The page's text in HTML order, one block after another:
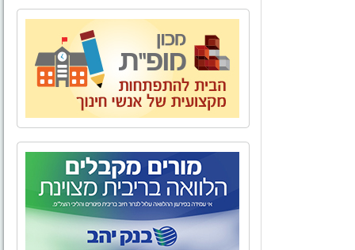
מאחורינו אלפי שעות ייעוץ פיננסי ופנסיוני לכל מגזרי
אל הטבע - טיולים, אירועים, ימי גיבוש וסדנאות
לארגונים,סדנאות O.D.T
"אל הטבע" מתמחה בהפקת פעילויות שונות בטבע -
טיולים, אירועים, ימי גיבוש וסדנאות לארגונים, בתי
ספר וקבוצות. אנו מקפידים על איכות בשירות ובביצוע
כדי להעניק ללקוחותינו חוויה שתיזכר לאורך זמן.
בית ביאליק
לאחרונה, נפתח מחדש מוזיאון בית ביאליק, ביתו של
המשורר הלאומי חיים נחמן ביאליק. לאחר עבודת
שיקום ושיחזור יוצאת דופן החושפת ומאירה את רוח
האיש והתקופה, מזמין אתכם בית ביאליק להתוודע
לאחד מבתיה האותנטיים, המרגשים והמלהיבים של
העיר העברית הראשונה, ולעולמו הפרטי והציבורי של
המשורר הלאומי